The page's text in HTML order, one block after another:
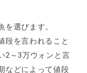
を選びます。
段を言われること
2～3万ウォンと言
などによって値段